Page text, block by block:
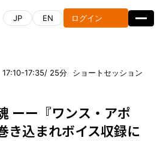
セッション一覧
JP EN ログイン
17:10-17:35 25 ショートセッション
ーー『ワンス・アポ
き込まれボイス収録に